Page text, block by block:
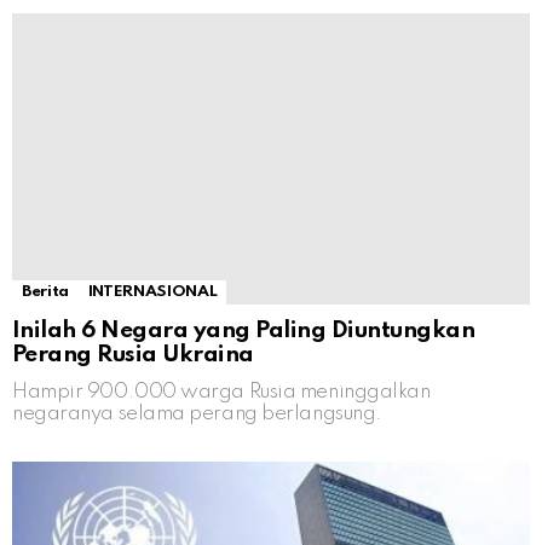
Berita INTERNASIONAL
Inilah 6 Negara yang Paling Diuntungkan
Perang Rusia Ukraina
Hampir 900.000 warga Rusia meninggalkan
negaranya selama perang berlangsung.